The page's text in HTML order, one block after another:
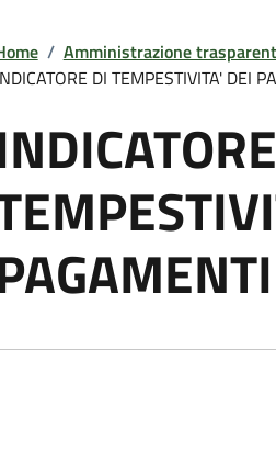
/ Amministrazione
DI TEMPESTIVITA' DEI